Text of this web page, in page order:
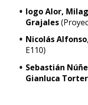
Iogo Alor,
Grajales
Nicolás
E110)
Sebastián
Gianluca